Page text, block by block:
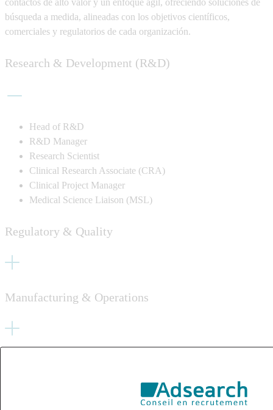
contactos de alto valor y un enfoque ágil, ofreciendo soluciones de
búsqueda a medida, alineadas con los objetivos científicos,
comerciales y regulatorios de cada organización.
Research & Development (R&D)
Head of R&D
R&D Manager
Research Scientist
Clinical Research Associate (CRA)
Clinical Project Manager
Medical Science Liaison (MSL)
Regulatory & Quality
Manufacturing & Operations